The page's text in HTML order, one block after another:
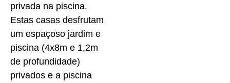
privada na piscina.
Estas casas desfrutam
um espaçoso jardim e
piscina (4x8m e 1,2m
de profundidade)
privados e a piscina